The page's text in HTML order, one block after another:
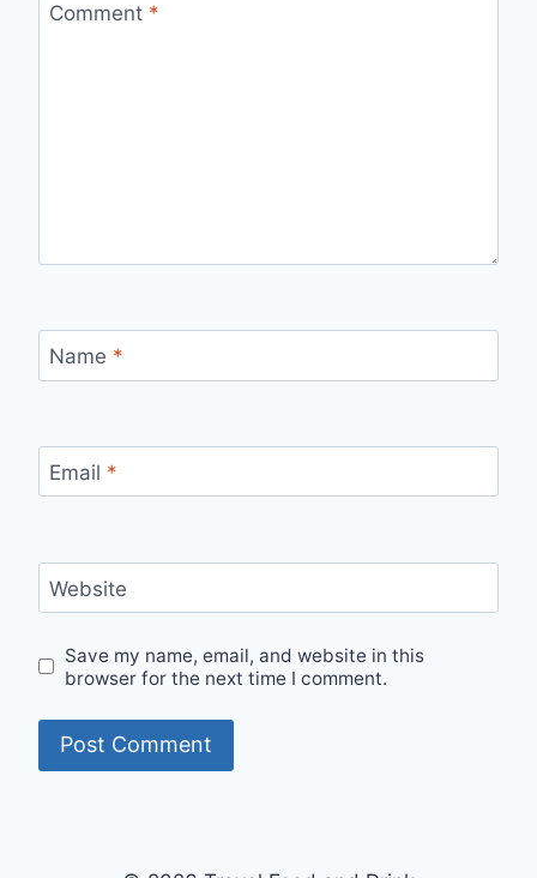
Comment *
Name *
Email *
Website
Save my name, email, and website in this
browser for the next time I comment.